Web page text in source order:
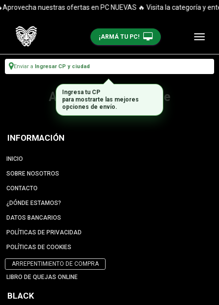
nuestras ofertas en PC NUEVAS 🔥 Visita la categoría y
¡ARMÁ TU PC!
Enviar a Ingresar CP y ciudad
Artículo no disponible
INFORMACIÓN
INICIO
SOBRE NOSOTROS
CONTACTO
¿DÓNDE ESTAMOS?
DATOS BANCARIOS
POLÍTICAS DE PRIVACIDAD
POLÍTICAS DE COOKIES
ARREPENTIMIENTO DE COMPRA
LIBRO DE QUEJAS ONLINE
BLACK
Ingresa tu CP
para mostrarte las mejores
opciones de envío.